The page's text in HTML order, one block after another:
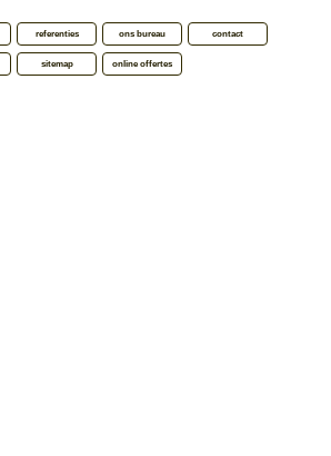
referenties ons bureau contact
sitemap online offertes